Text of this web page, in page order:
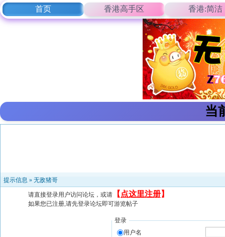
首页 香港高手区 香港:简洁
当
提示信息 » 无敌猪哥
请直接登录用户访问论坛，或请 【 点这里注册】
如果您已注册,请先登录论坛即可游览帖子
登录
用户名